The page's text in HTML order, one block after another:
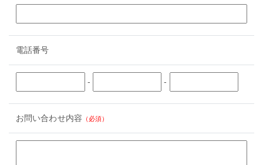
電話番号
- -
お問い合わせ内容 （必須）